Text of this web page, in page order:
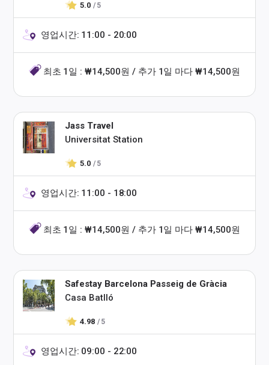
5.0 / 5
영업시간: 11:00 - 20:00
최초 1일 : ₩14,500원 / 추가 1일 마다 ₩14,500원
Jass Travel
Universitat Station
5.0 / 5
영업시간: 11:00 - 18:00
최초 1일 : ₩14,500원 / 추가 1일 마다 ₩14,500원
Safestay Barcelona Passeig de Gràcia
Casa Batlló
4.98 / 5
영업시간: 09:00 - 22:00